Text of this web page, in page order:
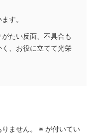
す。
たい反面、不具合も
、お役に立てて光栄
ません。 ※ が付いてい